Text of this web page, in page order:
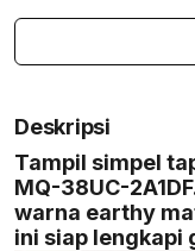
Deskripsi
Tampil simpel
MQ-38UC-
warna earthy
ini siap lengkapi